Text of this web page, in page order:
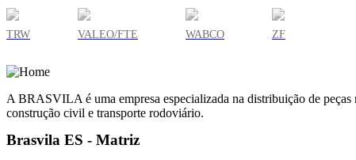
TRW VALEO/FTE WABCO ZF
A BRASVILA é uma empresa especializada na distribuição de peças
construção civil e transporte rodoviário.
Brasvila ES - Matriz